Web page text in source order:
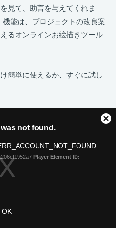
見て、助言を与えてくれま
能は、プロジェクトの改良案
るオンラインお絵描きツール
簡単に使えるか、すぐに試し